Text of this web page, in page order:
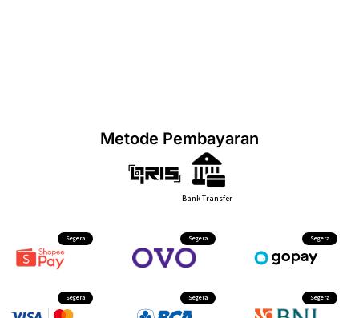
Metode Pembayaran
Bank Transfer
Segera Segera Segera
Segera Segera Segera